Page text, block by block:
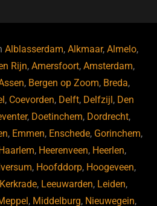
Alblasserdam,Alkmaar,Almelo,
Rijn,Amersfoort,Amsterdam,
, Bergen op Zoom, Breda,
, Coevorden, Delft, Delfzijl, Den
, Doetinchem, Dordrecht,
, Emmen, Enschede, Gorinchem,
, Heerenveen, Heerlen,
, Hoofddorp, Hoogeveen,
Kerkrade, Leeuwarden, Leiden,
, Middelburg, Nieuwegein,